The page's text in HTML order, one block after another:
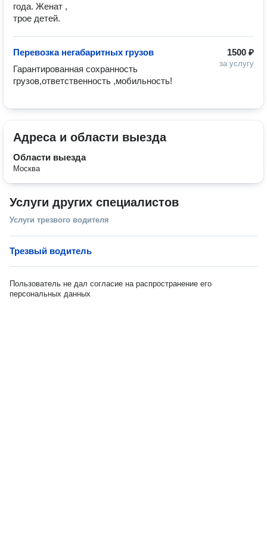
года. Женат ,
трое детей.
1500 ₽
за услугу
Перевозка негабаритных грузов
Гарантированная сохранность
грузов,ответственность ,мобильность!
Адреса и области выезда
Области выезда
Москва
Услуги других специалистов
Услуги трезвого водителя
Трезвый водитель
Пользователь не дал согласие на распространение его
персональных данных